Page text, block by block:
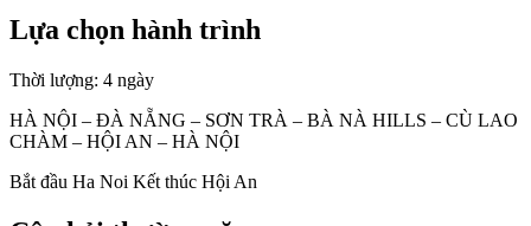
Lựa chọn hành trình
Thời lượng: 4 ngày
HÀ NỘI – ĐÀ NẴNG – SƠN TRÀ – BÀ NÀ HILLS – CÙ LAO
CHÀM – HỘI AN – HÀ NỘI
Bắt đầu Ha Noi Kết thúc Hội An